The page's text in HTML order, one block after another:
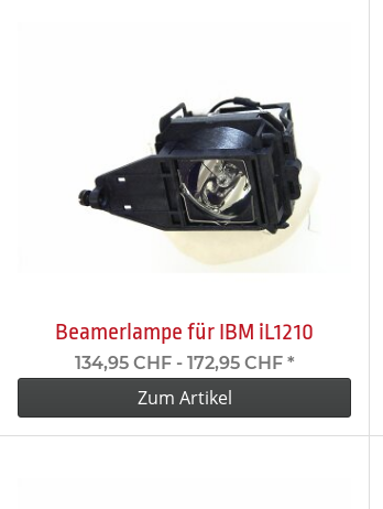
Beamerlampe für IBM iL1210
134,95 CHF - 172,95 CHF *
Zum Artikel